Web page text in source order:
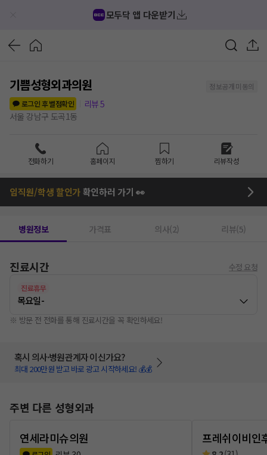
모두닥 앱 다운받기
기쁨성형외과의원
정보공개 미동의
로그인 후 별점확인
리뷰5
서울 강남구 도곡1동
전화하기 홈페이지 찜하기 리뷰작성
임직원/학생 할인가확인하러 가기 👀
병원정보 가격표 의사(2) 리뷰(5)
진료시간 수정 요청
진료휴무
목요일-
※ 방문 전 전화를 통해 진료시간을 꼭 확인하세요!
혹시 의사·병원관계자 이신가요?
최대 200만원 받고 바로 광고 시작하세요! 💰💰
주변 다른 성형외과
연세라미슈의원
프레쉬이비인